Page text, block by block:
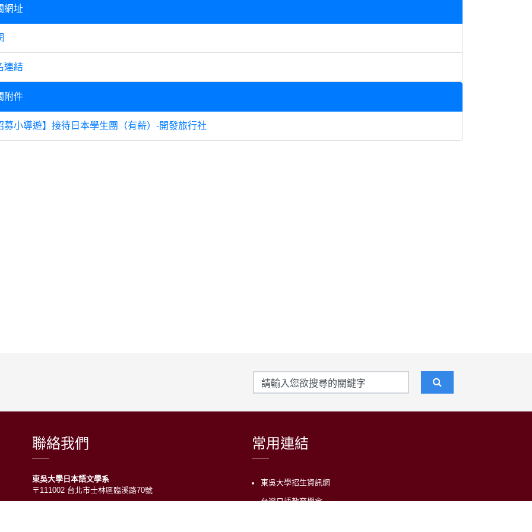
網址
連結
附件
募小導遊】接待日本學生團（有薪）-開發旅行社
聯絡我們
東吳大學日本語文學系
〒111002 台北市士林區臨溪路70號
常用連結
東吳大學招生資訊網
台灣日語教育學會